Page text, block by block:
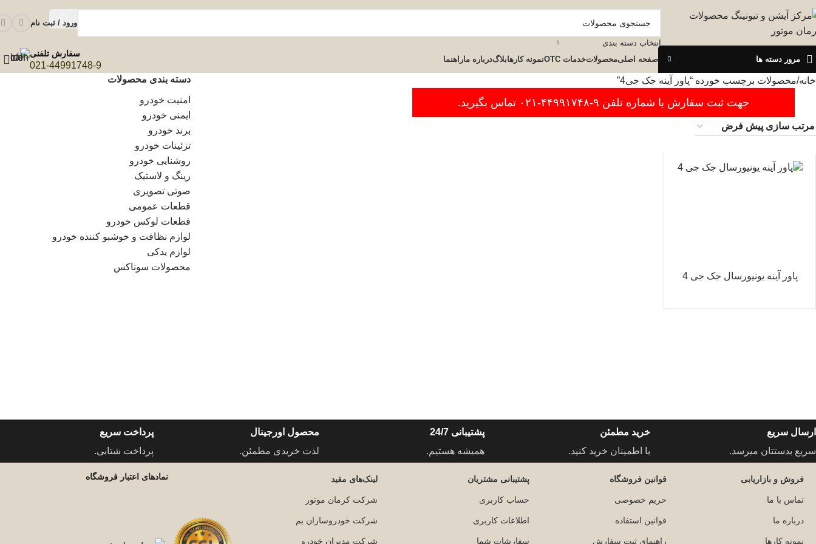
انتخاب دسته بندی
ورود / ثبت نام
مرور دسته ها صفحه اصلیمحصولاتخدمات OTC نمونه کارهابلاگدرباره ماراهنما
سفارش تلفنی
021-44991748-9
خانه محصولات برچسب خورده “پاور آینه جک جی4”
جهت ثبت سفارش با شماره تلفن ۹-۴۴۹۹۱۷۴۸-۰۲۱ تماس بگیرید.
پاور آینه یونیورسال جک جی 4
دسته بندی محصولات
امنیت خودرو
ایمنی خودرو
برند خودرو
تزئینات خودرو
روشنایی خودرو
رینگ و لاستیک
صوتی تصویری
قطعات عمومی
قطعات لوکس خودرو
لوازم نظافت و خوشبو کننده خودرو
لوازم یدکی
محصولات سوناکس
ارسال سریع
سریع بدستتان میرسد.
خرید مطمئن
با اطمینان خرید کنید.
پشتیبانی 24/7
همیشه هستیم.
محصول اورجینال
لذت خریدی مطمئن.
پرداخت سریع
پرداخت شتابی.
فروش و بازاریابی
تماس با ما
درباره ما
نمونه کارها
قوانین فروشگاه
حریم خصوصی
قوانین استفاده
راهنمای ثبت سفارش
پشتیبانی مشتریان
حساب کاربری
اطلاعات کاربری
سفارشات شما
لینک‌های مفید
شرکت کرمان موتور
شرکت خودروسازان بم
شرکت مدیران خودرو
نمادهای اعتبار فروشگاه